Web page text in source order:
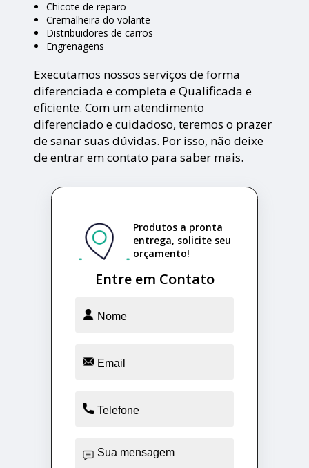
Chicote de reparo
Cremalheira do volante
Distribuidores de carros
Engrenagens
Executamos nossos serviços de forma
diferenciada e completa e Qualificada e
eficiente. Com um atendimento
diferenciado e cuidadoso, teremos o prazer
de sanar suas dúvidas. Por isso, não deixe
de entrar em contato para saber mais.
Entre em Contato
Produtos a pronta
entrega, solicite seu
orçamento!